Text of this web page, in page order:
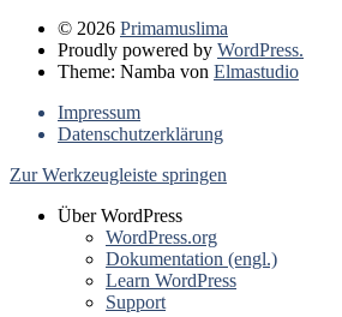
© 2026 Primamuslima
Proudly powered by WordPress.
Theme: Namba von Elmastudio
Impressum
Datenschutzerklärung
Zur Werkzeugleiste springen
Über WordPress
WordPress.org
Dokumentation (engl.)
Learn WordPress
Support